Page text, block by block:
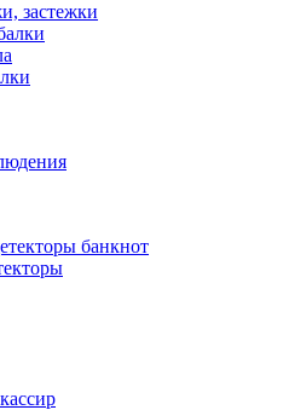
застежки
банкнот